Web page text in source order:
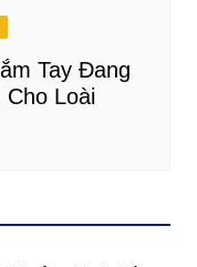
Tay Đang
Cho Loài